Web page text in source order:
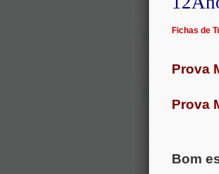
Fichas de
Prova
Prova
Bom